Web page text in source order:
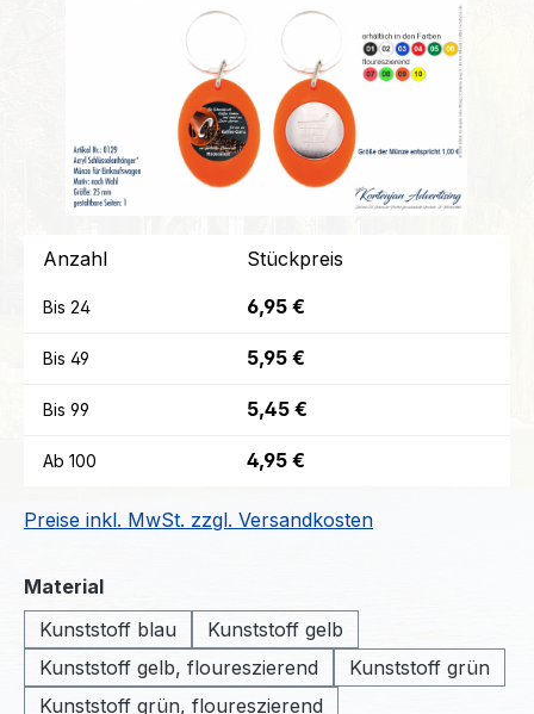
Anzahl Stückpreis
Bis 24 6,95 €
Bis 49 5,95 €
Bis 99 5,45 €
Ab 100 4,95 €
Preise inkl. MwSt. zzgl. Versandkosten
Materialauswählen
Kunststoff blau
Kunststoff gelb
Kunststoff gelb, floureszierend
Kunststoff grün
Kunststoff grün, floureszierend